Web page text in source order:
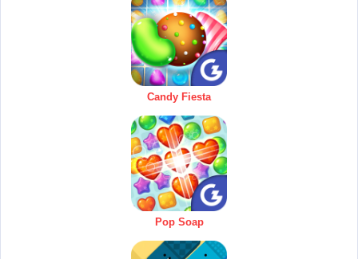
Candy Fiesta
Pop Soap